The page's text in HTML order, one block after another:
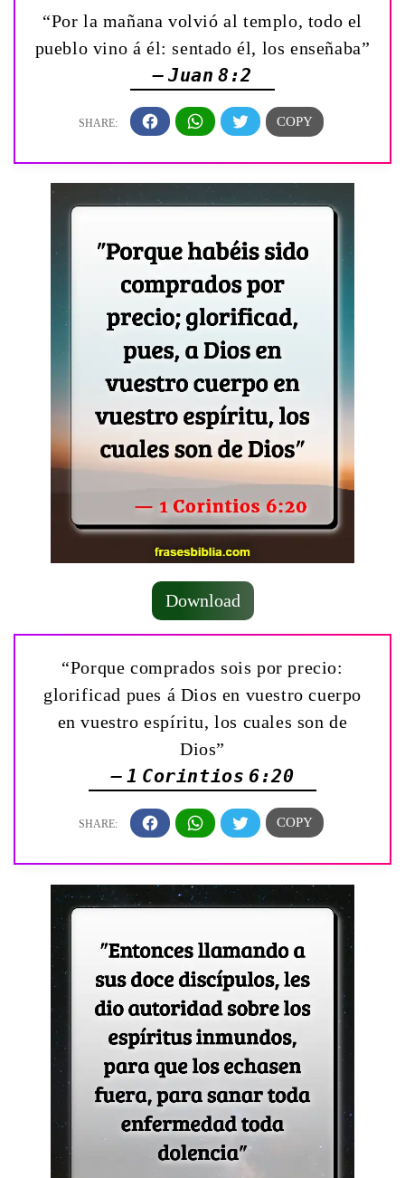
“Por la mañana volvió al templo, todo el
pueblo vino á él: sentado él, los enseñaba”
— Juan 8:2
Download
“Porque comprados sois por precio:
glorificad pues á Dios en vuestro cuerpo
en vuestro espíritu, los cuales son de
Dios”
— 1 Corintios 6:20